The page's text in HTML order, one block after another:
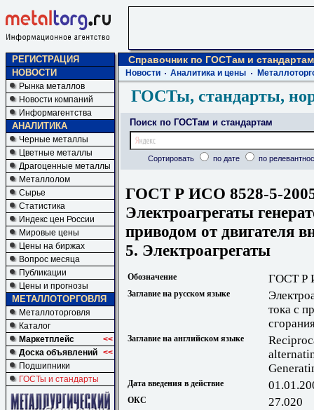
РЕГИСТРАЦИЯ
НОВОСТИ
Рынка металлов
Новости компаний
Информагентства
АНАЛИТИКА
Черные металлы
Цветные металлы
Драгоценные металлы
Металлолом
Сырье
Статистика
Индекс цен России
Мировые цены
Цены на биржах
Вопрос месяца
Публикации
Цены и прогнозы
МЕТАЛЛОТОРГОВЛЯ
Металлоторговля
Каталог
Маркетплейс
<<
Доска объявлений <<
Подшипники
ГОСТы и стандарты
Справочник по ГОСТам и стандартам
Новости Аналитика и цены
ГОСТы, стандарты,
Поиск по ГОСТам и стандартам
Сортировать по дате по
ГОСТ Р ИСО 8528-5-
Электроагрегаты
приводом от двигателя
5. Электроагрегаты
Обозначение ГОСТ Р
Заглавие на русском языке
тока с
Заглавие на английском языке
Дата введения в действие
ОКС 27.020